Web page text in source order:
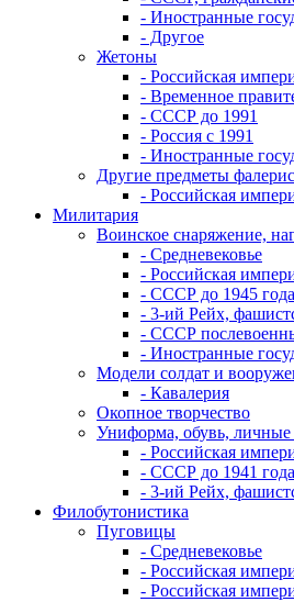
- Иностранные
- Другое
Жетоны
- Российская
- Временное
- СССР до 1991
- Россия с 1991
- Иностранные
Другие предметы
- Российская
Милитария
Воинское снаряжение,
- Средневековье
- Российская
- СССР до 1945 года
- 3-ий Рейх,
- СССР
- Иностранные
Модели солдат и
- Кавалерия
Окопное творчество
Униформа, обувь,
- Российская
- СССР до 1941 года
- 3-ий Рейх,
Филобутонистика
Пуговицы
- Средневековье
- Российская
- Российская